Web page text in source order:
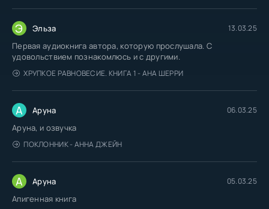
Э Эльза 13.03.25
Первая аудиокнига автора, которую прослушала. С
удовольствием познакомлюсь и с другими.
ХРУПКОЕ РАВНОВЕСИЕ. КНИГА 1 - АНА ШЕРРИ
А Аруна 06.03.25
Аруна, и озвучка
ПОКЛОННИК - АННА ДЖЕЙН
А Аруна 05.03.25
Апигенная книга